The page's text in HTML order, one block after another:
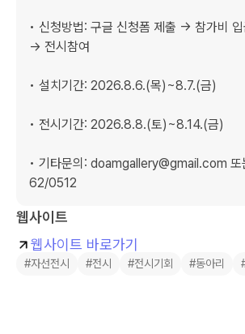
• 신청방법: 구글 신청폼 제출 → 참가비
→ 전시참여
• 설치기간: 2026.8.6.(목)~8.7.(금)
• 전시기간: 2026.8.8.(토)~8.14.(금)
• 기타문의: doamgallery@gmail.com
62/0512
웹사이트
웹사이트 바로가기
#자선전시 #전시 #전시기회 #동아리